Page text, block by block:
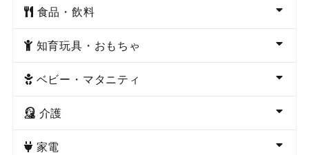
食品・飲料
知育玩具・おもちゃ
ベビー・マタニティ
介護
家電